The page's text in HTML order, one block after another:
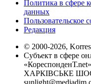
Политика в сфере
данных
Пользовательское
Редакция
© 2000-2026,
Субъект в сфере
ХАРКІВСЬКЕ